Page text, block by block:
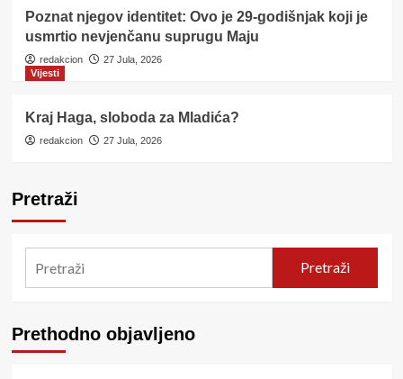
Poznat njegov identitet: Ovo je 29-godišnjak koji je
usmrtio nevjenčanu suprugu Maju
redakcion
27 Jula, 2026
Vijesti
Kraj Haga, sloboda za Mladića?
redakcion 27 Jula, 2026
Pretraži
Pretraži
Prethodno objavljeno